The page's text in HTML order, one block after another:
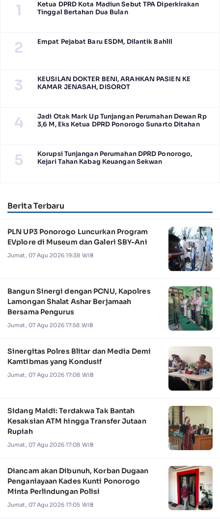
1
Ketua DPRD Kota Madiun Sebut TPA Diperkirakan
Tinggal Bertahan Dua Bulan
2 Empat Pejabat Baru ESDM, Dilantik Bahlil
3
KEUSILAN DOKTER BENI, ARAHKAN PASIEN KE
KAMAR JENASAH, DISOROT
4
Jadi Otak Mark Up Tunjangan Perumahan Dewan Rp
3,6 M, Eks Ketua DPRD Ponorogo Sunarto Ditahan
5
Korupsi Tunjangan Perumahan DPRD Ponorogo,
Kejari Tahan Kabag Keuangan Sekwan
Berita Terbaru
PLN UP3 Ponorogo Luncurkan Program
EVplore di Museum dan Galeri SBY-Ani
Jumat, 07 Agu 2026 19:38 WIB
Bangun Sinergi dengan PCNU, Kapolres
Lamongan Shalat Ashar Berjamaah
Bersama Pengurus
Jumat, 07 Agu 2026 17:58 WIB
Sinergitas Polres Blitar dan Media Demi
Kamtibmas yang Kondusif
Jumat, 07 Agu 2026 17:08 WIB
Sidang Maidi: Terdakwa Tak Bantah
Kesaksian ATM hingga Transfer Jutaan
Rupiah
Jumat, 07 Agu 2026 17:08 WIB
Diancam akan Dibunuh, Korban Dugaan
Penganiayaan Kades Kunti Ponorogo
Minta Perlindungan Polisi
Jumat, 07 Agu 2026 17:05 WIB